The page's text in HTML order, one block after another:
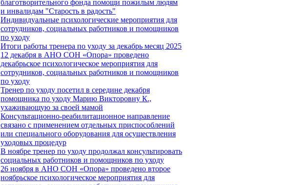
благотворительного фонда помощи пожилым людям
и инвалидам "Старость в радость"
Индивидуальные психологические мероприятия для
сотрудников, социальных работников и помощников
по уходу
Итоги работы тренера по уходу за декабрь месяц 2025
12 декабря в АНО СОН «Опора» проведено
декабрьское психологическое мероприятия для
сотрудников, социальных работников и помощников
по уходу
Тренер по уходу посетил в середине декабря
помощника по уходу Марию Викторовну К.,
ухаживающую за своей мамой
Консультационно-реабилитационное направление
связано с применением отдельных приспособлений
или специального оборудования для осуществления
уходовых процедур
В ноябре тренер по уходу продолжал консультировать
социальных работников и помощников по уходу
26 ноября в АНО СОН «Опора» проведено второе
ноябрьское психологическое мероприятия для